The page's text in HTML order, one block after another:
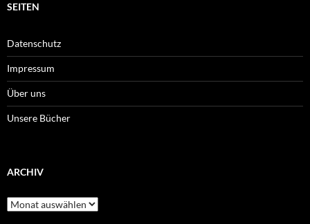
SEITEN
Datenschutz
Impressum
Über uns
Unsere Bücher
ARCHIV
Archiv